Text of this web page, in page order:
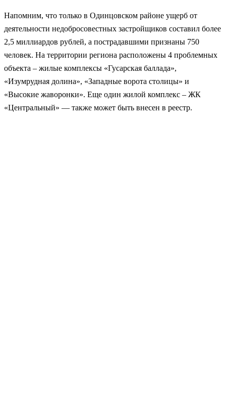
Напомним, что только в Одинцовском районе ущерб от
деятельности недобросовестных застройщиков составил более
2,5 миллиардов рублей, а пострадавшими признаны 750
человек. На территории региона расположены 4 проблемных
объекта – жилые комплексы «Гусарская баллада»,
«Изумрудная долина», «Западные ворота столицы» и
«Высокие жаворонки». Еще один жилой комплекс – ЖК
«Центральный» — также может быть внесен в реестр.